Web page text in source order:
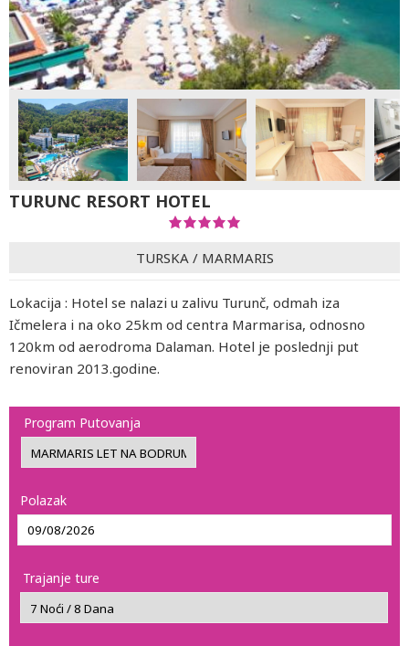
TURUNC RESORT HOTEL
TURSKA / MARMARIS
Lokacija : Hotel se nalazi u zalivu Turunč, odmah iza
Ičmelera i na oko 25km od centra Marmarisa, odnosno
120km od aerodroma Dalaman. Hotel je poslednji put
renoviran 2013.godine.
Program Putovanja
Polazak
Trajanje ture